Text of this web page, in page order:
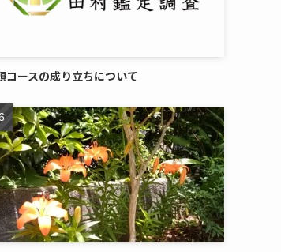
コースの成り立ちについて